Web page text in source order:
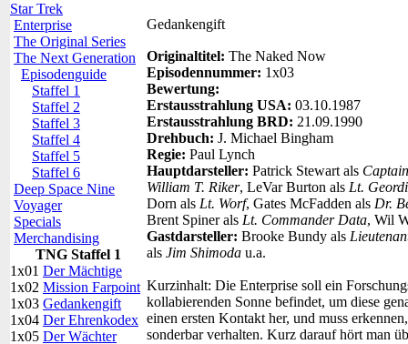
Star Trek
Enterprise
The Original Series
The Next Generation
Episodenguide
Staffel 1
Staffel 2
Staffel 3
Staffel 4
Staffel 5
Staffel 6
Deep Space Nine
Voyager
Specials
Merchandising
TNG Staffel 1
1x01 Der Mächtige
1x02 Mission Farpoint
1x03 Gedankengift
1x04 Der Ehrenkodex
1x05 Der Wächter
Gedankengift
Originaltitel: The Naked Now
Episodennummer: 1x03
Bewertung:
Erstausstrahlung USA: 03.10.1987
Erstausstrahlung BRD: 21.09.1990
Drehbuch: J. Michael Bingham
Regie: Paul Lynch
Hauptdarsteller: Patrick Stewart als
William T. Riker, LeVar Burton als Lt.
Dorn als Lt. Worf, Gates McFadden als Dr.
Brent Spiner als Lt. Commander Data, Wil
Gastdarsteller: Brooke Bundy als
als Jim Shimoda u.a.
Kurzinhalt: Die Enterprise soll ein
kollabierenden Sonne befindet, um diese
einen ersten Kontakt her, und muss
sonderbar verhalten. Kurz darauf hört man